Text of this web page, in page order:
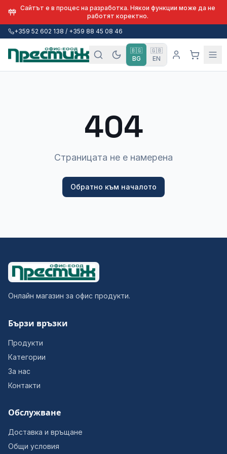
Сайтът е в процес на разработка. Някои функции може да не
работят коректно.
+359 52 602 138 / +359 88 45 08 46
🇧🇬
BG
🇬🇧
EN
404
Страницата не е намерена
Обратно към началото
Онлайн магазин за офис продукти.
Бързи връзки
Продукти
Категории
За нас
Контакти
Обслужване
Доставка и връщане
Общи условия